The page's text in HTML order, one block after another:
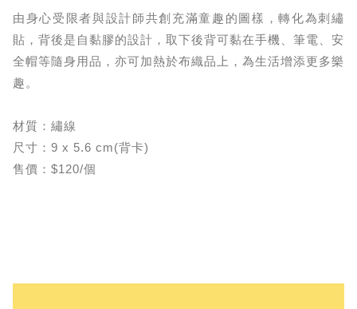
由身心受限者與設計師共創充滿童趣的圖樣，轉化為刺繡
貼，背後是自黏膠的設計，取下後背可黏在手機、筆電、安
全帽等隨身用品，亦可加熱於布織品上，為生活增添更多樂
趣。
材質：繡線
尺寸：9 x 5.6 cm(背卡)
售價：$120/個